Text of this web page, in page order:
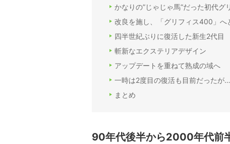
かなりの”じゃじゃ馬”だった初代グ
改良を施し、「グリフィス400」へ
四半世紀ぶりに復活した新生2代目
斬新なエクステリアデザイン
アップデートを重ねて熟成の域へ
一時は2度目の復活も目前だったが…
まとめ
90年代後半から2000年代前